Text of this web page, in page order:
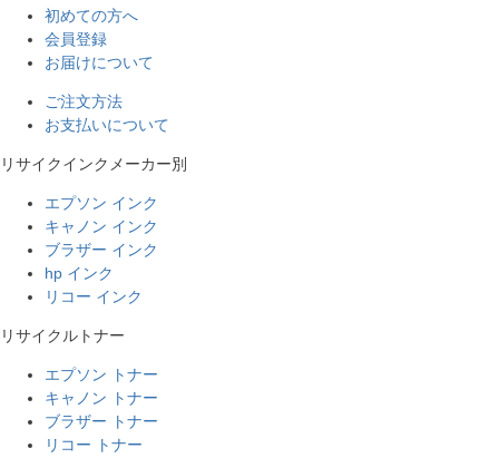
初めての方へ
会員登録
お届けについて
ご注文方法
お支払いについて
リサイクインクメーカー別
エプソン インク
キャノン インク
ブラザー インク
hp インク
リコー インク
リサイクルトナー
エプソン トナー
キャノン トナー
ブラザー トナー
リコー トナー